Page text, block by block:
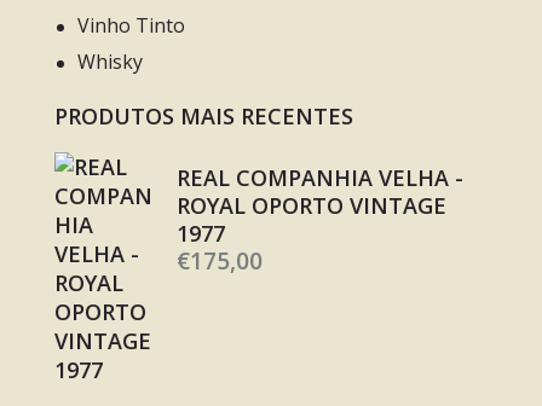
Vinho Tinto
Whisky
PRODUTOS MAIS RECENTES
REAL COMPANHIA VELHA -
ROYAL OPORTO VINTAGE
1977
€175,00